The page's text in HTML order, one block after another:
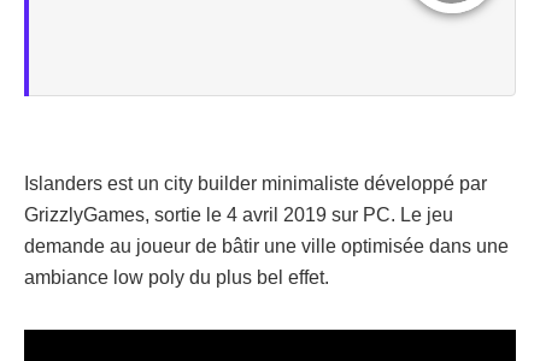
Islanders est un city builder minimaliste développé par
GrizzlyGames, sortie le 4 avril 2019 sur PC. Le jeu
demande au joueur de bâtir une ville optimisée dans une
ambiance low poly du plus bel effet.